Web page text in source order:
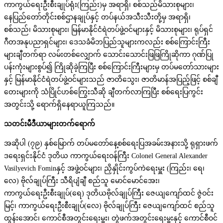
ကာကွယ်ရေးဦးစီးချုပ်ရုံး(ကြည်း)မှ အရာရှိ၊ စစ်သည်မိသားစုများ၊
နေပြည်တော်တိုင်းစစ်ဌာနချုပ်နှင့် တပ်နယ်အသီးသီးတို့မှ အရာရှိ၊
စစ်သည်၊ မိသားစုများ၊ မြန်မာနိုင်ငံရဲတပ်ဖွဲ့ဝင်များနှင့် မိသားစုများ၊ ရုပ်ရှင်
ဂီတအနုပညာရှင်များ၊ ဒေသခံမိဘပြည်သူများကလည်း စစ်ကြောင်းကြီး
များချီတက်ရာ လမ်းတစ်လျှောက် သောင်းသောင်းဖြဖြကြိုဆိုကာ ဂုဏ်ပြု
ပန်းကုံးများစွပ်၍ ကြိုဆိုခဲ့ကြပြီး စစ်ကြောင်းကြီးများမှ တပ်မတော်သားများ
နှင့် မြန်မာနိုင်ငံရဲတပ်ဖွဲ့ဝင်များသည် ဇာတိသွေး၊ ဇာတိမာန်အပြည့်ဖြင့် စစ်ချီ
တေးများကို သံပြိုင်ဟစ်ကြွေးသီဆို ချီတက်လာကြပြီး စစ်ရေးပြကွင်း
အတွင်းသို့ ရောက်ရှိနေရာယူကြသည်။
သတင်းမီဒီယာများတက်ရောက်
အဆိုပါ (၇၉) နှစ်မြောက် တပ်မတော်နေ့စစ်ရေးပြအခမ်းအနားသို့ ရုရှားဖက်
ဒရေးရှင်းနိုင်ငံ ဒုတိယ ကာကွယ်ရေးဝန်ကြီး Colonel General Alexander
Vasilyevich Fominနှင့် အဖွဲ့ဝင်များ၊ ညှိနှိုင်းကွပ်ကဲရေးမှူး (ကြည်း၊ ရေ၊
လေ) ဗိုလ်ချုပ်ကြီး သီရိပျံချီ စည်သူ မောင်မောင်အေး၊
ကာကွယ်ရေးဦးစီးချုပ်(ရေ) ဒုတိယဗိုလ်ချုပ်ကြီး ဇေယျကျော်ထင် ဇွဲဝင်း
မြင့်၊ ကာကွယ်ရေးဦးစီးချုပ်(လေ) ဗိုလ်ချုပ်ကြီး ဇေယျကျော်ထင် စည်သူ
ထွန်းအောင်၊ ကောင်စီအတွင်းရေးမှူး၊ တွဲဖက်အတွင်းရေးမှူးနှင့် ကောင်စီဝင်